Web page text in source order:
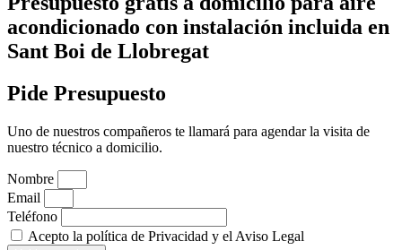
acondicionado con instalación incluida en
Sant Boi de Llobregat
Pide Presupuesto
Uno de nuestros compañeros te llamará para agendar la visita de
nuestro técnico a domicilio.
Nombre
Email
Teléfono
Acepto la política de Privacidad y el Aviso Legal